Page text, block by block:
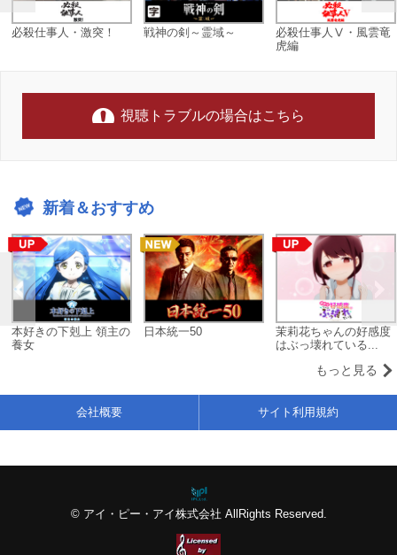
必殺仕事人・激突！ 戦神の剣～霊域～
必殺仕事人Ⅴ・風雲竜
虎編
視聴トラブルの場合はこちら
新着＆おすすめ
本好きの下剋上 領主の
養女
日本統一50
茉莉花ちゃんの好感度
はぶっ壊れている...
もっと見る
© アイ・ピー・アイ株式会社 AllRights Reserved.
会社概要 サイト利用規約